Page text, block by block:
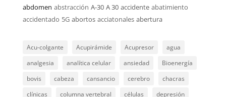
abdomen abstracción A-30 A 30 accidente abatimiento
accidentado 5G abortos acciatonales abertura
Acu-colgante Acupirámide Acupresor
agua
analgesia
analítica celular ansiedad
Bioenergía
bovis
cabeza cansancio cerebro
chacras
clínicas
columna vertebral células
depresión